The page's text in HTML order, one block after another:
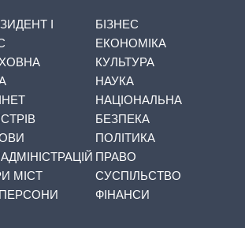
І
МІСТ
ПЕРСОНИ
БІЗНЕС
ЕКОНОМІКА
КУЛЬТУРА
НАУКА
НАЦІОНАЛЬНА
БЕЗПЕКА
ПОЛІТИКА
ПРАВО
СУСПІЛЬСТВО
ФІНАНСИ